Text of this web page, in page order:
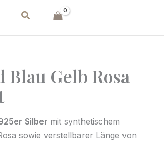
Suchen
Gelb Rosa
Silber mit synthetischem
sowie verstellbarer Länge von